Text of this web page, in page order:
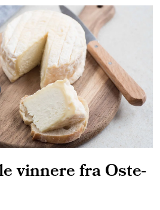
vinnere fra Oste-